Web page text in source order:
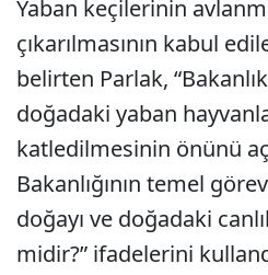
Yaban keçilerinin
çıkarılmasının kabul
belirten Parlak,
doğadaki yaban
katledilmesinin önünü
Bakanlığının temel
doğayı ve doğadaki
midir?” ifadelerini